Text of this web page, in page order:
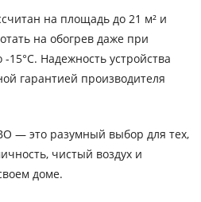
на площадь до 21 м² и
на обогрев даже при
Надежность устройства
гарантией производителя
— это разумный выбор для тех,
чистый воздух и
доме.